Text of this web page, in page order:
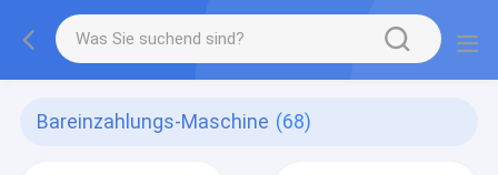
Bareinzahlungs-Maschine (68)